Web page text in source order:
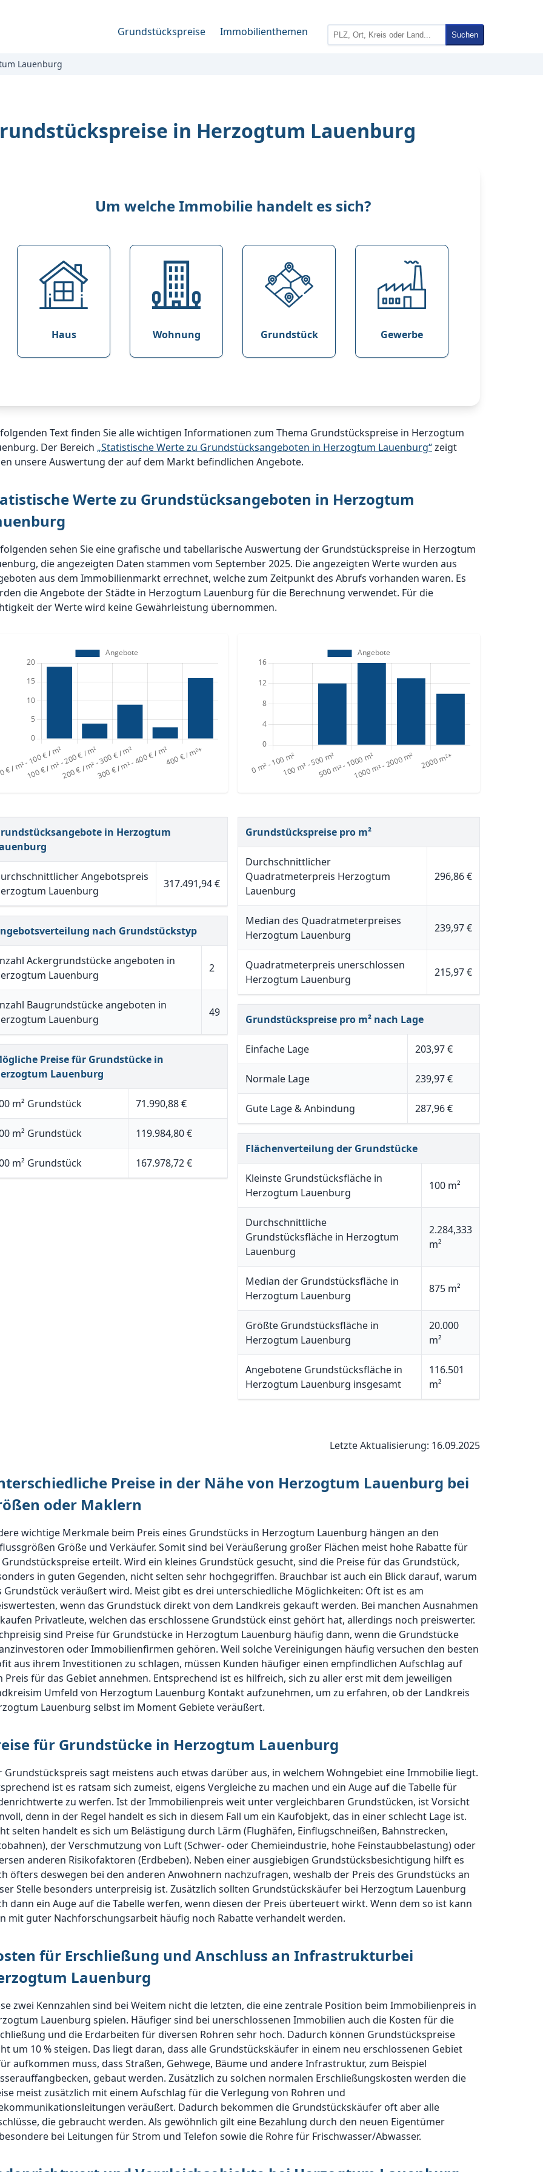
Grundstückspreise Immobilienthemen Suchen
Lauenburg
in Herzogtum Lauenburg
Um welche Immobilie handelt es sich?
Haus Wohnung Grundstück Gewerbe
Text finden Sie alle wichtigen Informationen zum Thema Grundstückspreise in Herzogtum
Der Bereich „Statistische Werte zu Grundstücksangeboten in Herzogtum Lauenburg“zeigt
unsere Auswertung der auf dem Markt befindlichen Angebote.
Werte zu Grundstücksangeboten in Herzogtum
sehen Sie eine grafische und tabellarische Auswertung der Grundstückspreise in Herzogtum
die angezeigten Daten stammen vom September 2025. Die angezeigten Werte wurden aus
aus dem Immobilienmarkt errechnet, welche zum Zeitpunkt des Abrufs vorhanden waren. Es
die Angebote der Städte in Herzogtum Lauenburg für die Berechnung verwendet. Für die
der Werte wird keine Gewährleistung übernommen.
in Herzogtum
Angebotspreis
Lauenburg
317.491,94 €
nach Grundstückstyp
Ackergrundstücke angeboten in
Lauenburg
2
Baugrundstücke angeboten in
Lauenburg
49
Preise für Grundstücke in
Lauenburg
m² Grundstück 71.990,88 €
m² Grundstück 119.984,80 €
m² Grundstück 167.978,72 €
Grundstückspreise pro m²
Durchschnittlicher
Quadratmeterpreis Herzogtum
Lauenburg
296,86 €
Median des Quadratmeterpreises
Herzogtum Lauenburg
239,97 €
Quadratmeterpreis unerschlossen
Herzogtum Lauenburg
215,97 €
Grundstückspreise pro m² nach Lage
Einfache Lage 203,97 €
Normale Lage 239,97 €
Gute Lage & Anbindung 287,96 €
Flächenverteilung der Grundstücke
Kleinste Grundstücksfläche in
Herzogtum Lauenburg
100 m²
Durchschnittliche
Grundstücksfläche in Herzogtum
Lauenburg
2.284,333
m²
Median der Grundstücksfläche in
Herzogtum Lauenburg
875 m²
Größte Grundstücksfläche in
Herzogtum Lauenburg
20.000
m²
Angebotene Grundstücksfläche in
Herzogtum Lauenburg insgesamt
116.501
m²
Letzte Aktualisierung: 16.09.2025
Preise in der Nähe von Herzogtum Lauenburg bei
oder Maklern
wichtige Merkmale beim Preis eines Grundstücks in Herzogtum Lauenburg hängen an den
Größe und Verkäufer. Somit sind bei Veräußerung großer Flächen meist hohe Rabatte für
erteilt. Wird ein kleines Grundstück gesucht, sind die Preise für das Grundstück,
in guten Gegenden, nicht selten sehr hochgegriffen. Brauchbar ist auch ein Blick darauf, warum
Grundstück veräußert wird. Meist gibt es drei unterschiedliche Möglichkeiten: Oft ist es am
wenn das Grundstück direkt von dem Landkreis gekauft werden. Bei manchen Ausnahmen
Privatleute, welchen das erschlossene Grundstück einst gehört hat, allerdings noch preiswerter.
sind Preise für Grundstücke in Herzogtum Lauenburg häufig dann, wenn die Grundstücke
oder Immobilienfirmen gehören. Weil solche Vereinigungen häufig versuchen den besten
aus ihrem Investitionen zu schlagen, müssen Kunden häufiger einen empfindlichen Aufschlag auf
Preis für das Gebiet annehmen. Entsprechend ist es hilfreich, sich zu aller erst mit dem jeweiligen
Umfeld von Herzogtum Lauenburg Kontakt aufzunehmen, um zu erfahren, ob der Landkreis
Lauenburg selbst im Moment Gebiete veräußert.
für Grundstücke in Herzogtum Lauenburg
Grundstückspreis sagt meistens auch etwas darüber aus, in welchem Wohngebiet eine Immobilie liegt.
ist es ratsam sich zumeist, eigens Vergleiche zu machen und ein Auge auf die Tabelle für
zu werfen. Ist der Immobilienpreis weit unter vergleichbaren Grundstücken, ist Vorsicht
denn in der Regel handelt es sich in diesem Fall um ein Kaufobjekt, das in einer schlecht Lage ist.
selten handelt es sich um Belästigung durch Lärm (Flughäfen, Einflugschneißen, Bahnstrecken,
der Verschmutzung von Luft (Schwer- oder Chemieindustrie, hohe Feinstaubbelastung) oder
anderen Risikofaktoren (Erdbeben). Neben einer ausgiebigen Grundstücksbesichtigung hilft es
öfters deswegen bei den anderen Anwohnern nachzufragen, weshalb der Preis des Grundstücks an
Stelle besonders unterpreisig ist. Zusätzlich sollten Grundstückskäufer bei Herzogtum Lauenburg
dann ein Auge auf die Tabelle werfen, wenn diesen der Preis überteuert wirkt. Wenn dem so ist kann
mit guter Nachforschungsarbeit häufig noch Rabatte verhandelt werden.
für Erschließung und Anschluss an Infrastrukturbei
Lauenburg
zwei Kennzahlen sind bei Weitem nicht die letzten, die eine zentrale Position beim Immobilienpreis in
Lauenburg spielen. Häufiger sind bei unerschlossenen Immobilien auch die Kosten für die
und die Erdarbeiten für diversen Rohren sehr hoch. Dadurch können Grundstückspreise
um 10 % steigen. Das liegt daran, dass alle Grundstückskäufer in einem neu erschlossenen Gebiet
aufkommen muss, dass Straßen, Gehwege, Bäume und andere Infrastruktur, zum Beispiel
gebaut werden. Zusätzlich zu solchen normalen Erschließungskosten werden die
meist zusätzlich mit einem Aufschlag für die Verlegung von Rohren und
veräußert. Dadurch bekommen die Grundstückskäufer oft aber alle
die gebraucht werden. Als gewöhnlich gilt eine Bezahlung durch den neuen Eigentümer
bei Leitungen für Strom und Telefon sowie die Rohre für Frischwasser/Abwasser.